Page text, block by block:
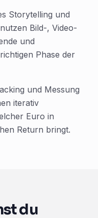
Storytelling und
Bild-, Video-
und
Phase der
und Messung
iterativ
Euro in
Return bringt.
du